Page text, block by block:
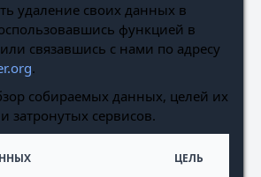
удаление своих данных в
функцией в
связавшись с нами по адресу
.
собираемых данных, целей их
затронутых сервисов.
ЦЕЛЬ